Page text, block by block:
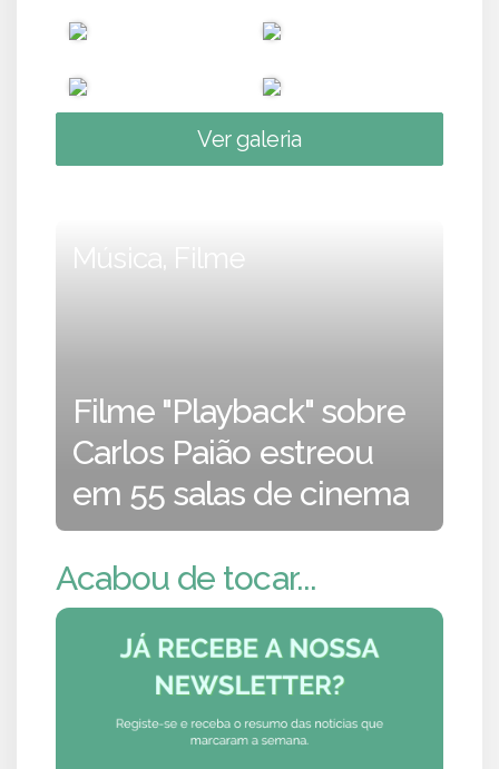
Ver galeria
Música, Filme
Filme "Playback" sobre
Carlos Paião estreou
em 55 salas de cinema
Acabou de tocar...